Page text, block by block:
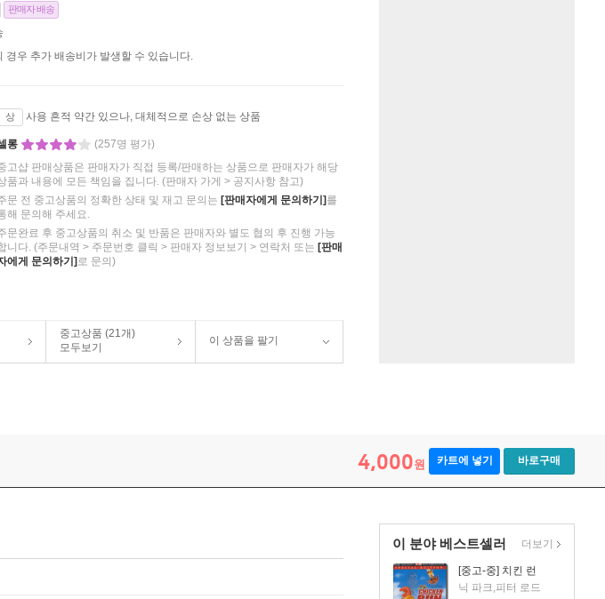
판매자 배송
경우 추가 배송비가 발생할 수 있습니다.
상 사용 흔적 약간 있으나, 대체적으로 손상 없는 상품
롱
(257명 평가)
고샵 판매상품은 판매자가 직접 등록/판매하는 상품으로 판매자가 해당
품과 내용에 모든 책임을 집니다. (판매자 가게 > 공지사항 참고)
문 전 중고상품의 정확한 상태 및 재고 문의는 [판매자에게 문의하기] 를
해 문의해 주세요.
문완료 후 중고상품의 취소 및 반품은 판매자와 별도 협의 후 진행 가능
니다. (주문내역 > 주문번호 클릭 > 판매자 정보보기 > 연락처 또는 [판매
에게 문의하기] 로 문의)
중고상품 (21개)
모두보기
이 상품을 팔기
4,000원 카트에 넣기 바로구매
이 분야 베스트셀러
[중고-중] 치킨 런
닉 파크,피터 로드
더보기